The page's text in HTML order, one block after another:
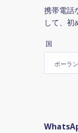
携帯電話
して、初
国